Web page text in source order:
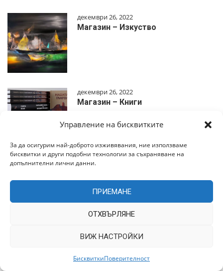
Управление на бисквитките
За да осигурим най-доброто изживявания, ние използваме
бисквитки и други подобни технологии за съхраняване на
допълнителни лични данни.
ПРИЕМАНЕ
ОТХВЪРЛЯНЕ
ВИЖ НАСТРОЙКИ
БисквиткиПоверителност
декември 26, 2022
Магазин – Изкуство
декември 26, 2022
Магазин – Книги
декември 26, 2022
декември 26, 2022